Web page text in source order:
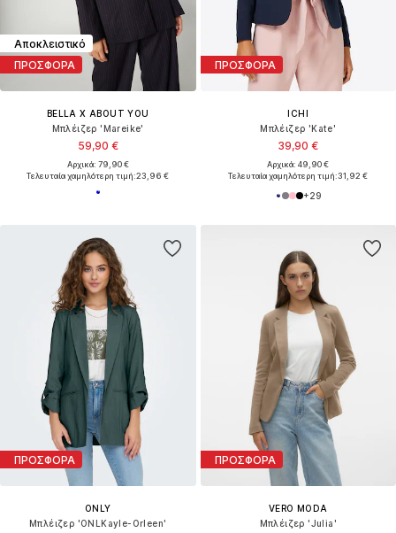
Αποκλειστικό
ΠΡΟΣΦΟΡΑ
BELLA X ABOUT YOU
Μπλέιζερ 'Mareike'
59,90 €
Αρχικά: 79,90 €
Τελευταία χαμηλότερη τιμή:23,96 €
ΠΡΟΣΦΟΡΑ
ICHI
Μπλέιζερ 'Kate'
39,90 €
Αρχικά: 49,90 €
Τελευταία χαμηλότερη τιμή:31,92 €
+29
ΠΡΟΣΦΟΡΑ
ONLY
Μπλέιζερ 'ONLKayle-Orleen'
ΠΡΟΣΦΟΡΑ
VERO MODA
Μπλέιζερ 'Julia'